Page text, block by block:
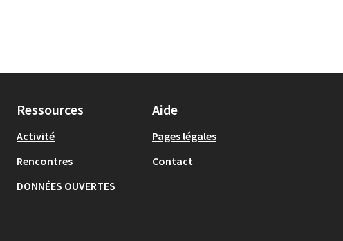
Ressources
Activité
Rencontres
DONNÉES OUVERTES
Aide
Pages légales
Contact